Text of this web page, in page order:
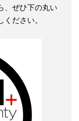
、ぜひ下の丸い
ださい。